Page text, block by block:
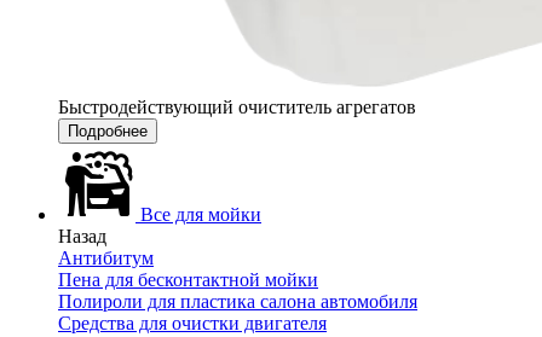
Быстродействующий очиститель агрегатов
Подробнее
Все для мойки
Назад
Антибитум
Пена для бесконтактной мойки
Полироли для пластика салона автомобиля
Средства для очистки двигателя